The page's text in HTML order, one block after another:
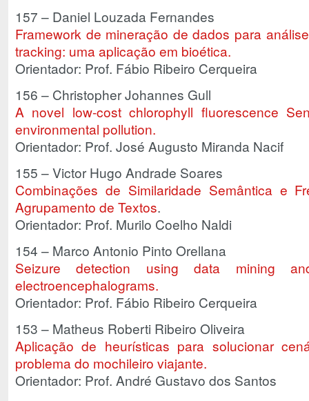
157 – Daniel Louzada Fernandes
Framework de mineração de dados para
tracking: uma aplicação em bioética.
Orientador: Prof. Fábio Ribeiro Cerqueira
156 – Christopher Johannes Gull
A novel low-cost chlorophyll fluorescence
environmental pollution.
Orientador: Prof. José Augusto Miranda Nacif
155 – Victor Hugo Andrade Soares
Combinações de Similaridade Semântica e
Agrupamento de Textos.
Orientador: Prof. Murilo Coelho Naldi
154 – Marco Antonio Pinto Orellana
Seizure detection using data mining
electroencephalograms.
Orientador: Prof. Fábio Ribeiro Cerqueira
153 – Matheus Roberti Ribeiro Oliveira
Aplicação de heurísticas para solucionar
problema do mochileiro viajante.
Orientador: Prof. André Gustavo dos Santos